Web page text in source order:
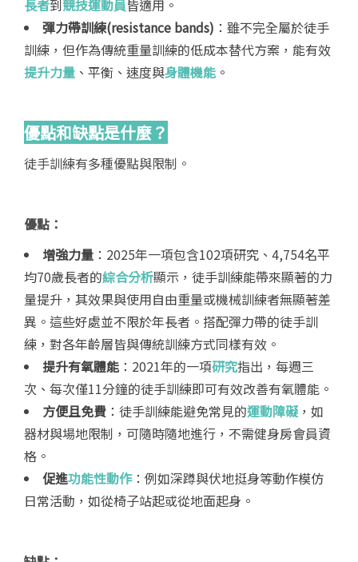
長者到競技運動員皆適用。
彈力帶訓練(resistance bands) ：雖不完全屬於徒手
訓練，但作為傳統重量訓練的低成本替代方案，能有效
提升力量 、平衡、速度與身體機能。
優點和缺點是什麼？
徒手訓練有多種優點與限制。
優點：
增強力量 ：2025年一項包含102項研究、4,754名平
均70歲長者的綜合分析顯示，徒手訓練能帶來顯著的力
量提升，其效果與使用自由重量或機械訓練者無顯著差
異。這些好處並不限於年長者。搭配彈力帶的徒手訓
練，對各年齡層皆與傳統訓練方式同樣有效。
提升有氧體能：2021年的一項研究指出，每週三
次、每次僅11分鐘的徒手訓練即可有效改善有氧體能。
方便且免費 ：徒手訓練能避免常見的運動障礙，如
器材與場地限制，可隨時隨地進行，不需健身房會員資
格。
促進功能性動作：例如深蹲與伏地挺身等動作模仿
日常活動，如從椅子站起或從地面起身。